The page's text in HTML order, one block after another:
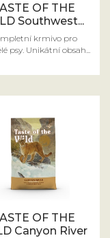
OF THE
Southwest...
krmivo pro
psy. Unikátní obsah...
OF THE
Canyon River